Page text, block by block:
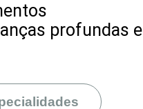
profundas e